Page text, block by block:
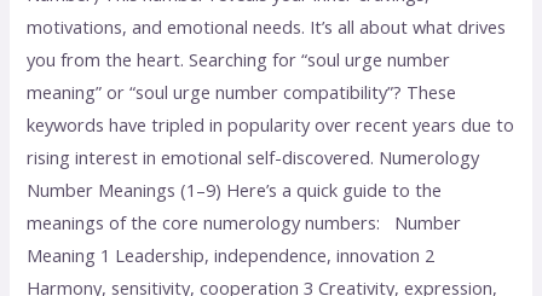
motivations, and emotional needs. It’s all about what drives
you from the heart. Searching for “soul urge number
meaning” or “soul urge number compatibility”? These
keywords have tripled in popularity over recent years due to
rising interest in emotional self-discovered. Numerology
Number Meanings (1–9) Here’s a quick guide to the
meanings of the core numerology numbers: Number
Meaning 1 Leadership, independence, innovation 2
Harmony, sensitivity, cooperation 3 Creativity, expression,